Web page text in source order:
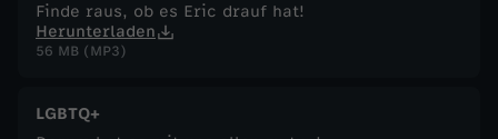
Finde raus, ob es Eric drauf hat!
Herunterladen
56 MB (MP3)
LGBTQ+